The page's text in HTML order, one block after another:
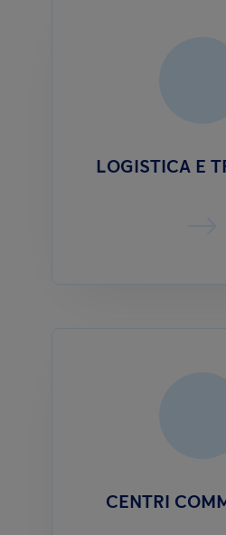
LOGISTICA E
CENTRI